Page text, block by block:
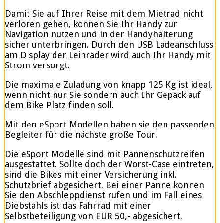
Damit Sie auf Ihrer Reise mit dem Mietrad nicht
verloren gehen, können Sie Ihr Handy zur
Navigation nutzen und in der Handyhalterung
sicher unterbringen. Durch den USB Ladeanschluss
am Display der Leihräder wird auch Ihr Handy mit
Strom versorgt.
Die maximale Zuladung von knapp 125 Kg ist ideal,
wenn nicht nur Sie sondern auch Ihr Gepäck auf
dem Bike Platz finden soll.
Mit den eSport Modellen haben sie den passenden
Begleiter für die nächste große Tour.
Die eSport Modelle sind mit Pannenschutzreifen
ausgestattet. Sollte doch der Worst-Case eintreten,
sind die Bikes mit einer Versicherung inkl.
Schutzbrief abgesichert. Bei einer Panne können
Sie den Abschleppdienst rufen und im Fall eines
Diebstahls ist das Fahrrad mit einer
Selbstbeteiligung von EUR 50,- abgesichert.